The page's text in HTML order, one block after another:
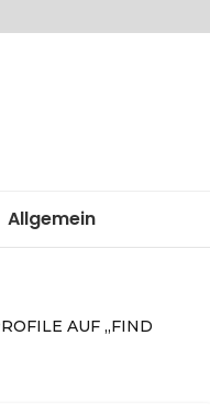
Allgemein
AUF „FIND